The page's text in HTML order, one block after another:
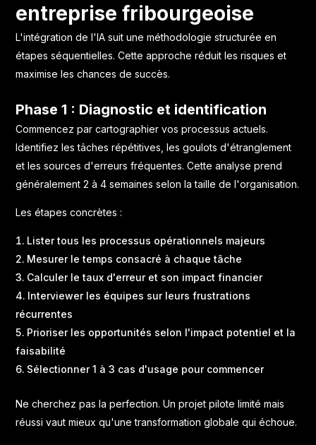
entreprise fribourgeoise
L'intégration de l'IA suit une méthodologie structurée en
étapes séquentielles. Cette approche réduit les risques et
maximise les chances de succès.
Phase 1 : Diagnostic et identification
Commencez par cartographier vos processus actuels.
Identifiez les tâches répétitives, les goulots d'étranglement
et les sources d'erreurs fréquentes. Cette analyse prend
généralement 2 à 4 semaines selon la taille de l'organisation.
Les étapes concrètes :
Lister tous les processus opérationnels majeurs
Mesurer le temps consacré à chaque tâche
Calculer le taux d'erreur et son impact financier
Interviewer les équipes sur leurs frustrations
récurrentes
Prioriser les opportunités selon l'impact potentiel et la
faisabilité
Sélectionner 1 à 3 cas d'usage pour commencer
Ne cherchez pas la perfection. Un projet pilote limité mais
réussi vaut mieux qu'une transformation globale qui échoue.